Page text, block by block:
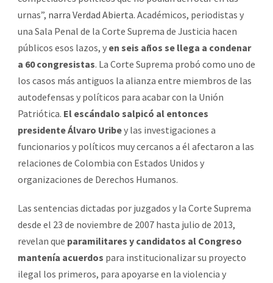
urnas”, narra Verdad Abierta. Académicos, periodistas y
una Sala Penal de la Corte Suprema de Justicia hacen
públicos esos lazos, y en seis años se llega a condenar
a 60 congresistas. La Corte Suprema probó como uno de
los casos más antiguos la alianza entre miembros de las
autodefensas y políticos para acabar con la Unión
Patriótica. El escándalo salpicó al entonces
presidente Álvaro Uribey las investigaciones a
funcionarios y políticos muy cercanos a él afectaron a las
relaciones de Colombia con Estados Unidos y
organizaciones de Derechos Humanos.
Las sentencias dictadas por juzgados y la Corte Suprema
desde el 23 de noviembre de 2007 hasta julio de 2013,
revelan que paramilitares y candidatos al Congreso
mantenía acuerdos para institucionalizar su proyecto
ilegal los primeros, para apoyarse en la violencia y